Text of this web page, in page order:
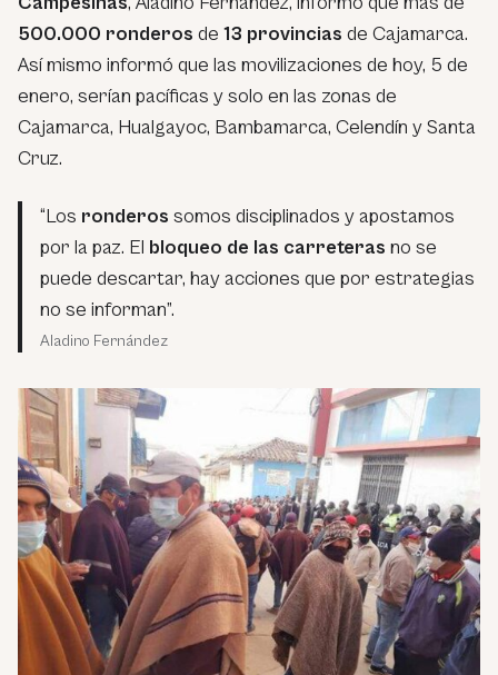
500.000 ronderos de 13 provincias de Cajamarca.
Así mismo informó que las movilizaciones de hoy, 5 de
enero, serían pacíficas y solo en las zonas de
Cajamarca, Hualgayoc, Bambamarca, Celendín y Santa
Cruz.
“Los ronderos somos disciplinados y apostamos
por la paz. El bloqueo de las carreteras no se
puede descartar, hay acciones que por estrategias
no se informan”.
Aladino Fernández